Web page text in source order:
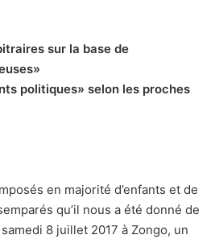
sur la base de
politiques» selon les proches
en majorité d’enfants et de
qu’il nous a été donné de
8 juillet 2017 à Zongo, un